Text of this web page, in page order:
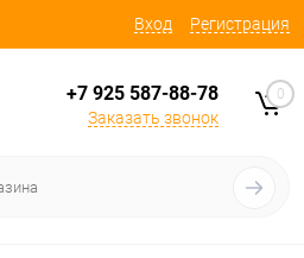
Вход Регистрация
+7 925 587-88-78
Заказать звонок
0